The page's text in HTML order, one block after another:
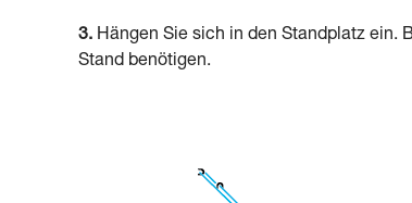
3. Hängen Sie sich in den Standplatz ein.
Stand benötigen.